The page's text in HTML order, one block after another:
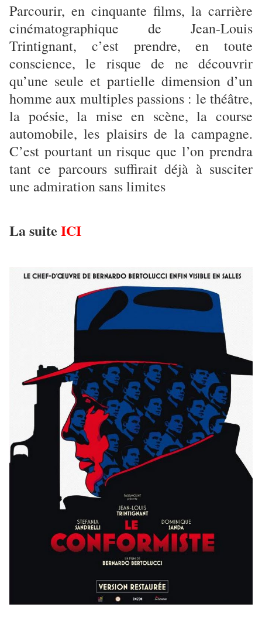
Parcourir, en cinquante films, la carrière
cinématographique de Jean-Louis
Trintignant, c’est prendre, en toute
conscience, le risque de ne découvrir
qu’une seule et partielle dimension d’un
homme aux multiples passions : le théâtre,
la poésie, la mise en scène, la course
automobile, les plaisirs de la campagne.
C’est pourtant un risque que l’on prendra
tant ce parcours suffirait déjà à susciter
une admiration sans limites
La suite ICI